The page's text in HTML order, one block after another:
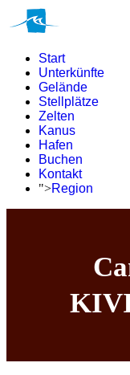
Start
Unterkünfte
Gelände
Stellplätze
Zelten
Kanus
Hafen
Buchen
Kontakt
">Region